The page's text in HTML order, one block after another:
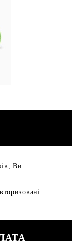
Ви